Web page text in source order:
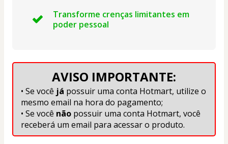
Transforme crenças limitantes em
poder pessoal
AVISO IMPORTANTE:
• Se você já possuir uma conta Hotmart, utilize o
mesmo email na hora do pagamento;
• Se você não possuir uma conta Hotmart, você
receberá um email para acessar o produto.